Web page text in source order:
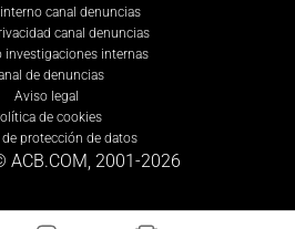
canal denuncias
canal denuncias
investigaciones internas
de denuncias
Aviso legal
de cookies
de protección de datos
ACB.COM, 2001-2026